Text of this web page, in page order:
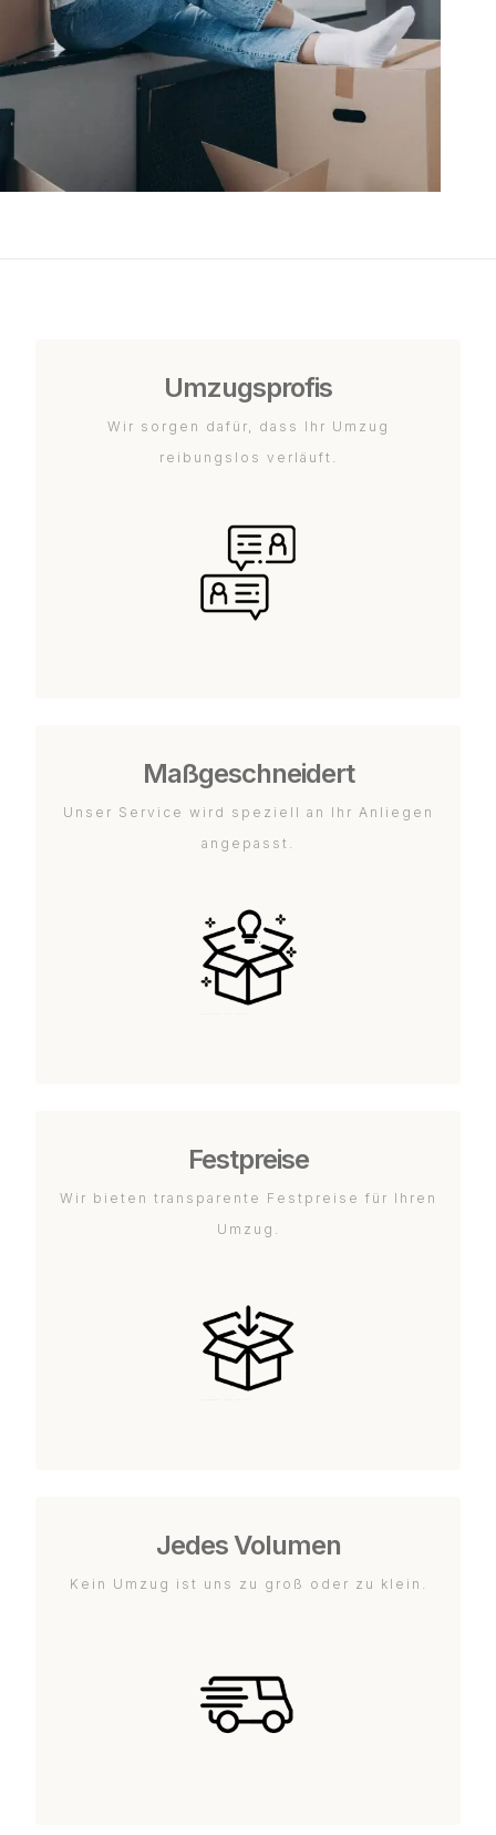
Umzugsprofis
Wir sorgen dafür, dass Ihr Umzug
reibungslos verläuft.
Maßgeschneidert
Unser Service wird speziell an Ihr Anliegen
angepasst.
Festpreise
Wir bieten transparente Festpreise für Ihren
Umzug.
Jedes Volumen
Kein Umzug ist uns zu groß oder zu klein.